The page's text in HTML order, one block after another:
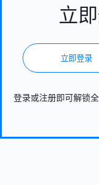
立
立即登录
登录或注册即可解锁